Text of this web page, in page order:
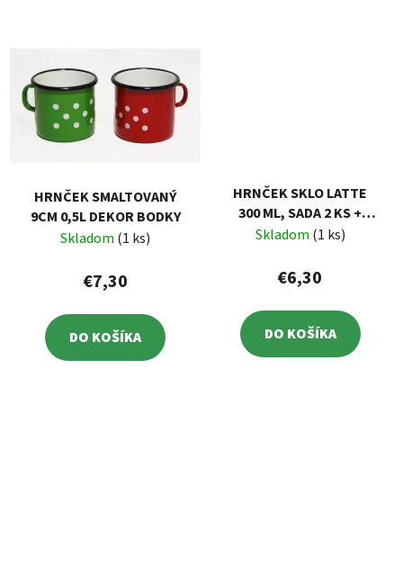
HRNČEK SMALTOVANÝ
9CM 0,5L DEKOR BODKY
Skladom (1 ks)
€7,30
DO KOŠÍKA
HRNČEK SKLO LATTE
300 ML, SADA 2 KS +
LYŽIČKY
Skladom (1 ks)
€6,30
DO KOŠÍKA